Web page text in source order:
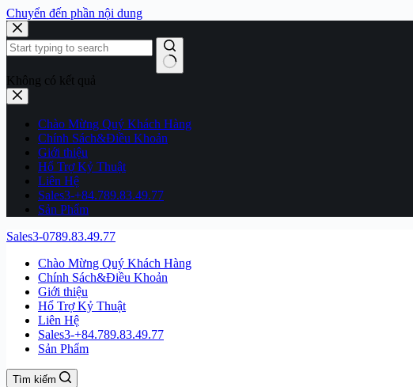
Chuyển đến phần nội dung
Không có kết quả
Chào Mừng Quý Khách Hàng
Chính Sách&Điều Khoản
Giới thiệu
Hổ Trợ Kỷ Thuật
Liên Hệ
Sales3-+84.789.83.49.77
Sản Phẩm
Sales3-0789.83.49.77
Chào Mừng Quý Khách Hàng
Chính Sách&Điều Khoản
Giới thiệu
Hổ Trợ Kỷ Thuật
Liên Hệ
Sales3-+84.789.83.49.77
Sản Phẩm
Tìm kiếm